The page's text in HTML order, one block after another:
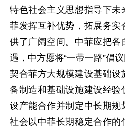
特色社会主义思想指导下未
菲发挥互补优势，拓展务实
供了广阔空间。中菲应把
遇，中方愿将“一带一路”倡
契合菲方大规模建设基础设
备制造和基础设施建设经验
设产能合作并制定中长期
社会以中菲长期稳定合作的